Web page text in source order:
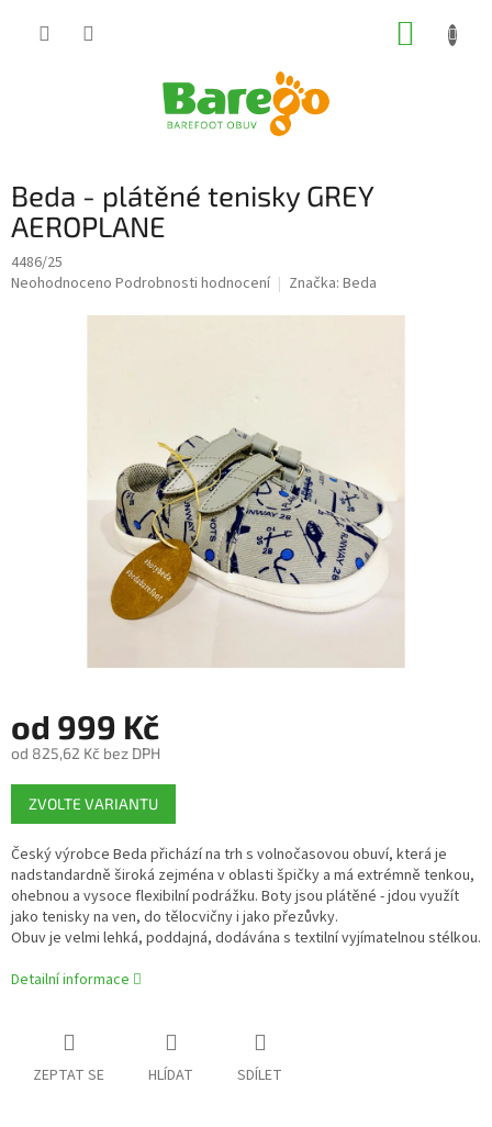
Beda - plátěné tenisky GREY
AEROPLANE
4486/25
Průměrné
Neohodnoceno Podrobnosti hodnocení Značka: Beda
od 999 Kč
od 825,62 Kč bez DPH
Měrná
cena:
ZVOLTE VARIANTU
Český výrobce Beda přichází na trh s volnočasovou obuví, která je
nadstandardně široká zejména v oblasti špičky a má extrémně tenkou,
ohebnou a vysoce flexibilní podrážku. Boty jsou plátěné - jdou využít
jako tenisky na ven, do tělocvičny i jako přezůvky.
Obuv je velmi lehká, poddajná, dodávána s textilní vyjímatelnou stélkou.
Detailní informace
ZEPTAT SE HLÍDAT SDÍLET